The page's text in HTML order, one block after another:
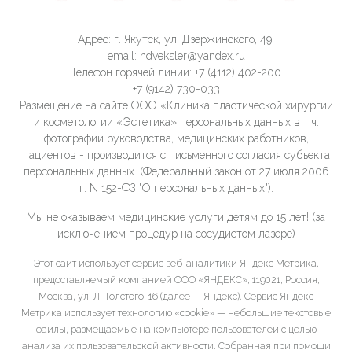
Адрес: г. Якутск, ул. Дзержинского, 49,
email: ndveksler@yandex.ru
Телефон горячей линии: +7 (4112) 402-200
+7 (9142) 730-033
Размещение на сайте ООО «Клиника пластической хирургии
и косметологии «Эстетика» персональных данных в т.ч.
фотографии руководства, медицинских работников,
пациентов - производится с письменного согласия субъекта
персональных данных. (Федеральный закон от 27 июля 2006
г. N 152-ФЗ "О персональных данных").
Мы не оказываем медицинские услуги детям до 15 лет! (за
исключением процедур на сосудистом лазере)
Этот сайт использует сервис веб-аналитики Яндекс Метрика,
предоставляемый компанией ООО «ЯНДЕКС», 119021, Россия,
Москва, ул. Л. Толстого, 16 (далее — Яндекс). Сервис Яндекс
Метрика использует технологию «cookie» — небольшие текстовые
файлы, размещаемые на компьютере пользователей с целью
анализа их пользовательской активности. Собранная при помощи